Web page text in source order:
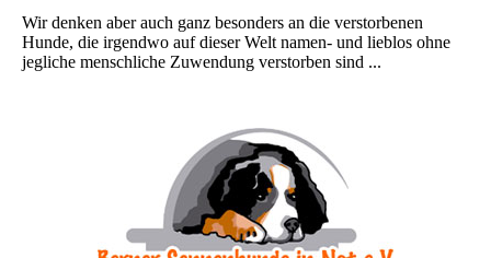
Wir denken aber auch ganz besonders an die verstorbenen
Hunde, die irgendwo auf dieser Welt namen- und lieblos ohne
jegliche menschliche Zuwendung verstorben sind ...